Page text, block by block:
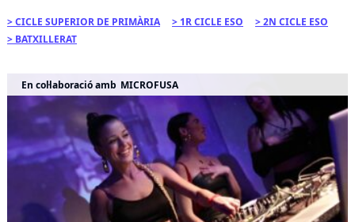
CICLE SUPERIOR DE PRIMÀRIA 1R CICLE ESO
2N CICLE ESO
BATXILLERAT
En col·laboració amb MICROFUSA